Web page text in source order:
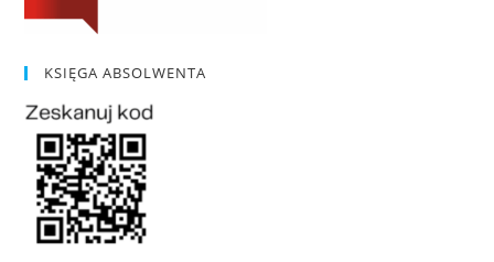
KSIĘGA ABSOLWENTA